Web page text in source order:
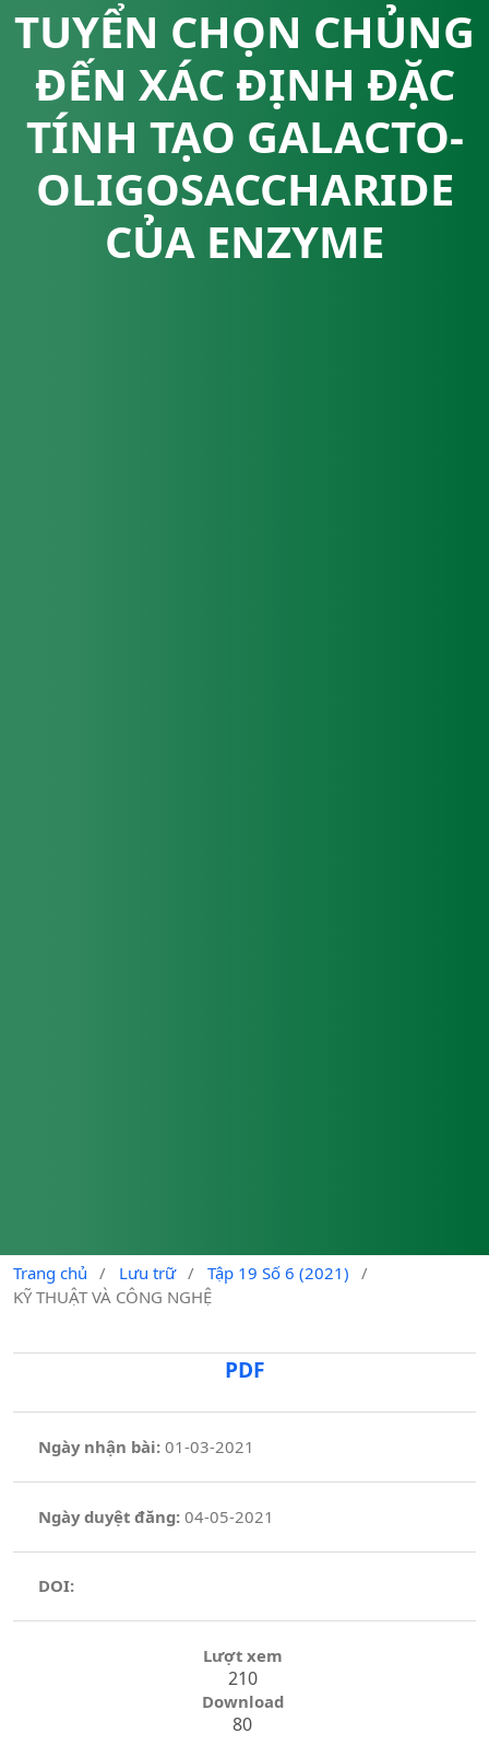
TUYỂN CHỌN CHỦNG
ĐẾN XÁC ĐỊNH ĐẶC
TÍNH TẠO GALACTO-
OLIGOSACCHARIDE
CỦA ENZYME
Trang chủ / Lưu trữ / Tập 19 Số 6 (2021)
/
KỸ THUẬT VÀ CÔNG NGHỆ
PDF
Ngày nhận bài: 01-03-2021
Ngày duyệt đăng:04-05-2021
DOI:
Lượt xem
210
Download
80